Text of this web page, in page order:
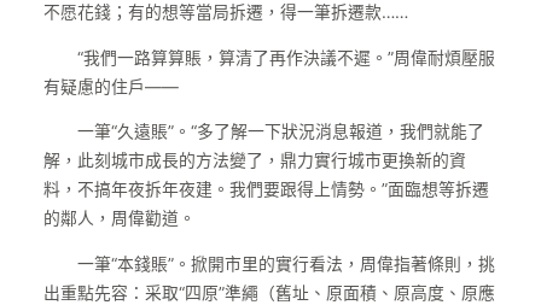
不愿花錢；有的想等當局拆遷，得一筆拆遷款……
“我們一路算算賬，算清了再作決議不遲。”周偉耐煩壓服
有疑慮的住戶——
一筆“久遠賬”。“多了解一下狀況消息報道，我們就能了
解，此刻城市成長的方法變了，鼎力實行城市更換新的資
料，不搞年夜拆年夜建。我們要跟得上情勢。”面臨想等拆遷
的鄰人，周偉勸道。
一筆“本錢賬”。掀開市里的實行看法，周偉指著條則，挑
出重點先容：采取“四原”準繩（舊址、原面積、原高度、原應